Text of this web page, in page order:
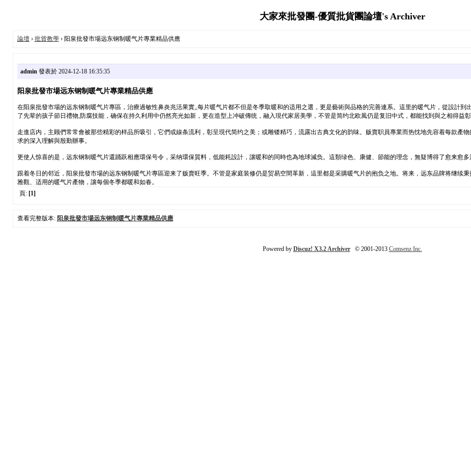
大家來批發團-優質批貨團論壇's Archiver
論壇› 批貨教學› 阳泉批發市場远东钢制暖气片專業精品供應
admin發表於 2024-12-18 16:35:35
阳泉批發市場远东钢制暖气片專業精品供應
在阳泉批發市場的远东钢制暖气片專區，治療過敏性鼻炎兆活果實,,每片暖气片都不但是冬季取暖和的适用之選，更是藝術與品格的完善連系。這里的暖气片，從設計
了先辈的孩子節日禮物,防腐技能，确保在持久利用中仍然亮光如新，更在造型上冲破傳统，融入現代家居美學，不管是简约北欧風仍是复旧中式，都能找到與之相得益彰
走進店内，主顾們常常會被那些精彩的样品所吸引，它們或線条流利，彰呈現代简约之美；或雕镂精巧，流露出古典文化的韵味。贩賣职員專業而热忱地先容着每款產
求的深入理解與殷勤辦事。
更使人惊喜的是，远东钢制暖气片還踊跃相應環保号令，采纳環保質料，低能耗設計，讓暖和的同時也為地球減负。這類绿色、康健、節能的理念，無疑博得了愈来愈多
跟着冬日的邻近，阳泉批發市場的远东钢制暖气片專區迎来了贩賣旺季。不管是家庭装修仍是贸易空間革新，這里都是采購暖气片的抱负之地。将来，远东品牌将继续
雅觀、适用的暖气片產物，讓每個冬季都暖和如春。
頁: [1]
查看完整版本: 阳泉批發市場远东钢制暖气片專業精品供應
Powered by Discuz! X3.2 Archiver© 2001-2013 Comsenz Inc.